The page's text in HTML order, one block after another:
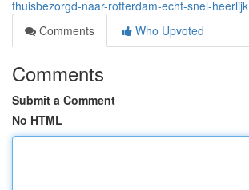
thuisbezorgd-naar-rotterdam-echt-snel-heerlijk
Comments
Who Upvoted
Comments
Submit a Comment
No HTML